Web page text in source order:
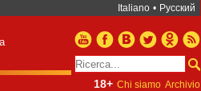
Italiano • Русский
18+ Chi siamo Archivio